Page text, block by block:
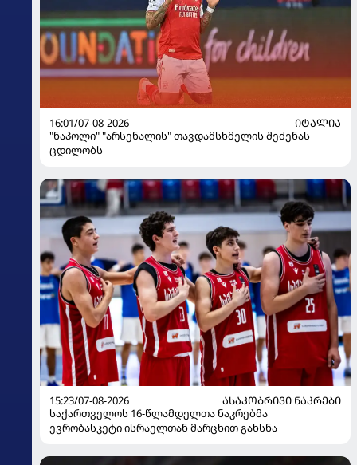
16:01/07-08-2026
ᲘᲢᲐᲚᲘᲐ
"ნაპოლი" "არსენალის" თავდამსხმელის შეძენას
ცდილობს
15:23/07-08-2026
ᲐᲡᲐᲙᲝᲑᲠᲘᲕᲘ ᲜᲐᲙᲠᲔᲑᲘ
საქართველოს 16-წლამდელთა ნაკრებმა
ევრობასკეტი ისრაელთან მარცხით გახსნა